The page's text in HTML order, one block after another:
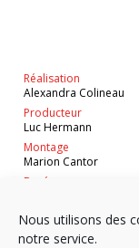
Nous utilisons des
notre service.
Réalisation
Alexandra Colineau
Producteur
Luc Hermann
Montage
Marion Cantor
Durée